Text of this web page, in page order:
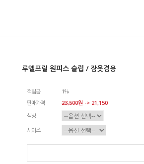
루엘프릴 원피스 슬립 / 잠옷겸용
적립금
1%
판매가격
23,500원 -> 21,150
색상
사이즈